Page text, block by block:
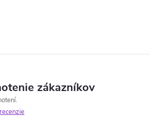
zákazníkov